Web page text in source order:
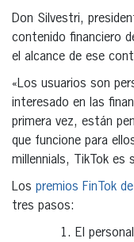
Don Silvestri,
contenido financiero
el alcance de ese
«Los usuarios son
interesado en las
primera vez, están
que funcione para
millennials, TikTok es
Los premios FinTok
tres pasos:
El